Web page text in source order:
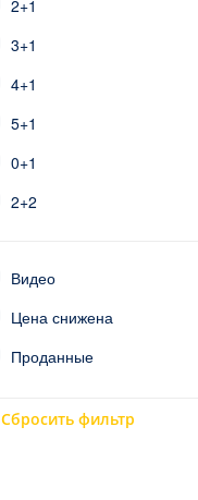
2+1
3+1
4+1
5+1
0+1
2+2
6+1
4+2
5+2
Видео
Цена снижена
Проданные
Сбросить фильтр